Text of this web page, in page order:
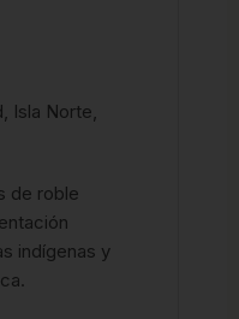
Isla Norte,
de roble
indígenas y